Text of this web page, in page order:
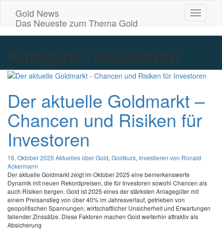
Gold News
Das Neueste zum Thema Gold
Toggle
Kategorie: Investieren
Der aktuelle Goldmarkt –
Chancen und Risiken für
Investoren
16. Oktober 2025 Aktuelles über Gold, Goldkurs, Investieren von Ronald
Ackermann
Der aktuelle Goldmarkt zeigt im Oktober 2025 eine bemerkenswerte
Dynamik mit neuen Rekordpreisen, die für Investoren sowohl Chancen als
auch Risiken bergen. Gold ist 2025 eines der stärksten Anlagegüter mit
einem Preisanstieg von über 40% im Jahresverlauf, getrieben von
geopolitischen Spannungen, wirtschaftlicher Unsicherheit und Erwartungen
fallender Zinssätze. Diese Faktoren machen Gold weiterhin attraktiv als
Absicherung